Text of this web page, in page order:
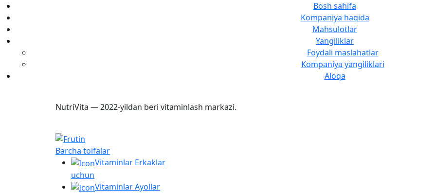
Bosh sahifa
Kompaniya haqida
Mahsulotlar
Yangiliklar
Foydali maslahatlar
Kompaniya yangiliklari
Aloqa
NutriVita — 2022-yildan beri vitaminlash markazi.
Barcha toifalar
Vitaminlar Erkaklar
uchun
Vitaminlar Ayollar